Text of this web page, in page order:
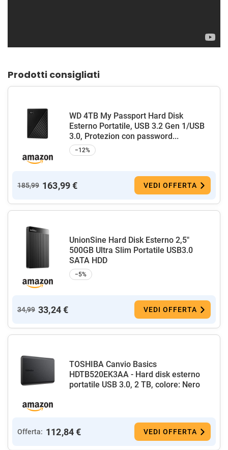
Prodotti consigliati
WD 4TB My Passport Hard Disk
Esterno Portatile, USB 3.2 Gen 1/USB
3.0, Protezion con password...
−12%
185,99 163,99 € VEDI OFFERTA
UnionSine Hard Disk Esterno 2,5"
500GB Ultra Slim Portatile USB3.0
SATA HDD
−5%
34,99 33,24 € VEDI OFFERTA
TOSHIBA Canvio Basics
HDTB520EK3AA - Hard disk esterno
portatile USB 3.0, 2 TB, colore: Nero
Offerta: 112,84 € VEDI OFFERTA